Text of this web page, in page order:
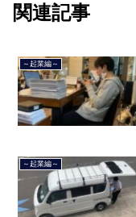
関連記事
～起業編～
～起業編～